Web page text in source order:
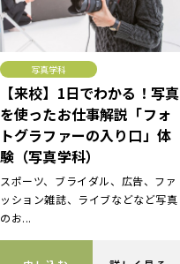
写真学科
【来校】1日でわかる！写真
を使ったお仕事解説「フォ
トグラファーの入り口」体
験（写真学科）
スポーツ、ブライダル、広告、ファ
ッション雑誌、ライブなどなど写真
のお...